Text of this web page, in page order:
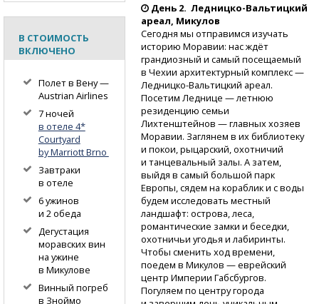
День 2. Ледницко-Вальтицкий
ареал, Микулов
Сегодня мы отправимся изучать
историю Моравии: нас ждёт
грандиозный и самый посещаемый
в Чехии архитектурный комплекс —
Ледницко-Вальтицкий ареал.
Посетим Леднице — летнюю
резиденцию семьи
Лихтенштейнов — главных хозяев
Моравии. Заглянем в их библиотеку
и покои, рыцарский, охотничий
и танцевальный залы. А затем,
выйдя в самый большой парк
Европы, сядем на кораблик и с воды
будем исследовать местный
ландшафт: острова, леса,
романтические замки и беседки,
охотничьи угодья и лабиринты.
Чтобы сменить ход времени,
поедем в Микулов — еврейский
центр Империи Габсбургов.
Погуляем по центру города
В СТОИМОСТЬ
ВКЛЮЧЕНО
Полет в Вену —
Austrian Airlines
7 ночей
в отеле 4*
Courtyard
by Marriott Brno
Завтраки
в отеле
6 ужинов
и 2 обеда
Дегустация
моравских вин
на ужине
в Микулове
Винный погреб
в Зноймо